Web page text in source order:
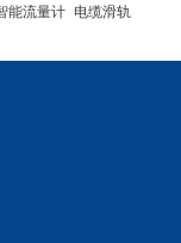
能流量计 电缆滑轨